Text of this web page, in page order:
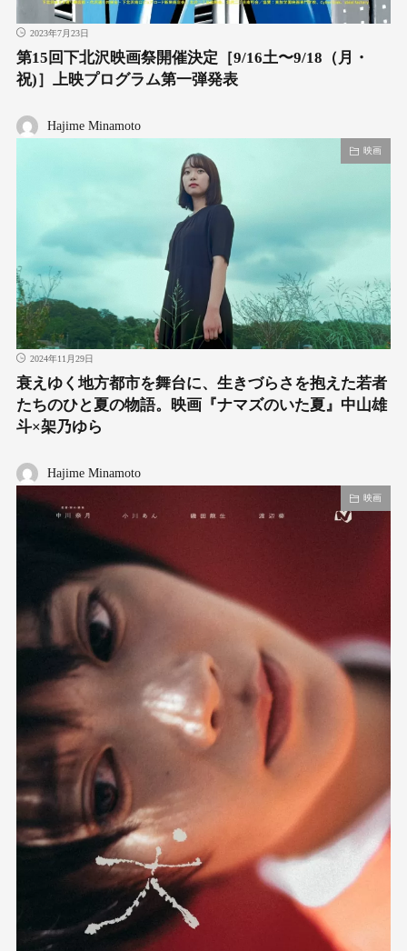
2023年7月23日
第15回下北沢映画祭開催決定［9/16⼟〜9/18（⽉・
祝)］上映プログラム第⼀弾発表
Hajime Minamoto
映画
2024年11月29日
衰えゆく地方都市を舞台に、生きづらさを抱えた若者
たちのひと夏の物語。映画『ナマズのいた夏』中山雄
斗×架乃ゆら
Hajime Minamoto
映画